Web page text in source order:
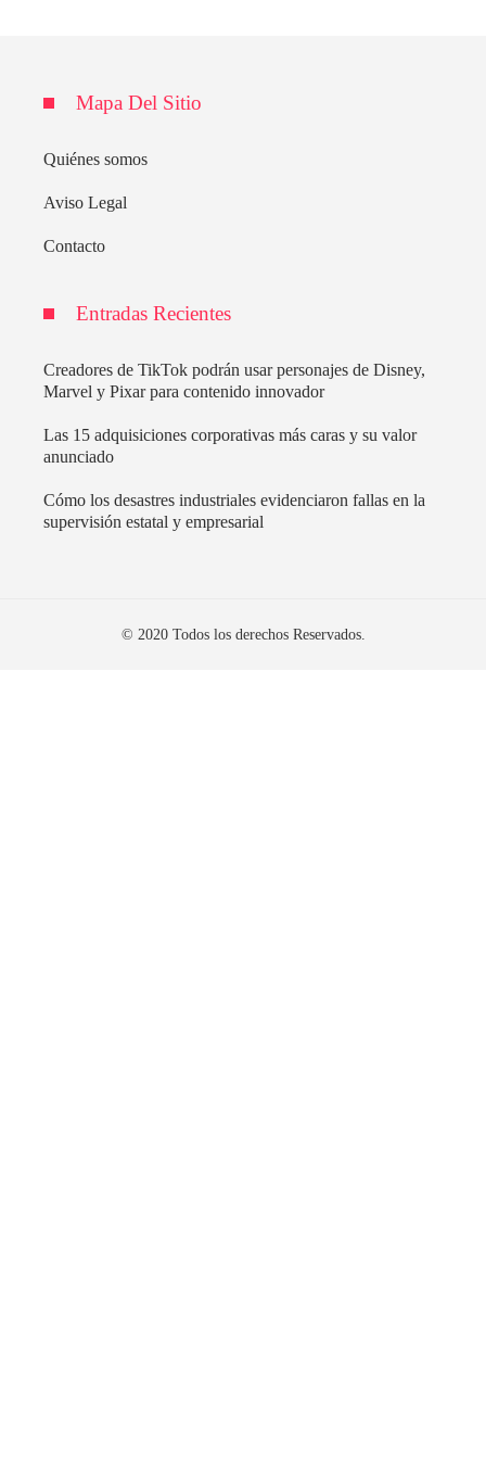
Mapa Del Sitio
Quiénes somos
Aviso Legal
Contacto
Entradas Recientes
Creadores de TikTok podrán usar personajes de Disney,
Marvel y Pixar para contenido innovador
Las 15 adquisiciones corporativas más caras y su valor
anunciado
Cómo los desastres industriales evidenciaron fallas en la
supervisión estatal y empresarial
© 2020 Todos los derechos Reservados.